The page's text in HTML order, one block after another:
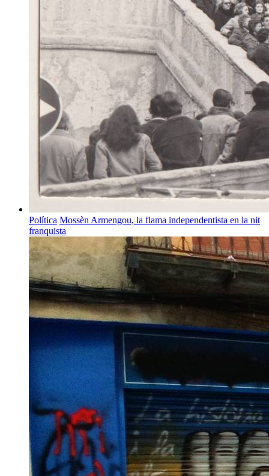
Política Mossèn Armengou, la flama independentista en la nit
franquista